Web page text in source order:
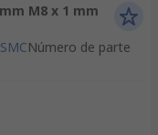
M8 x 1 mm
SMCNúmero de parte